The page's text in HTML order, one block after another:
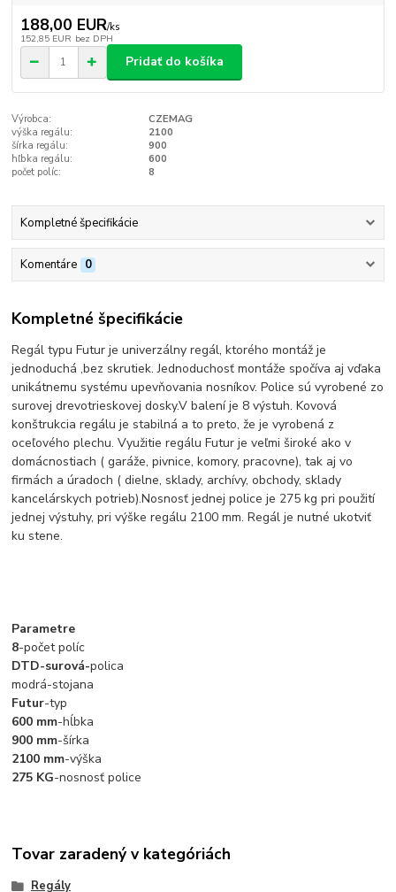
188,00 EUR/ks
152,85 EUR bez DPH
Pridať do košíka
Výrobca:
CZEMAG
výška regálu:
2100
šírka regálu:
900
hľbka regálu:
600
počet políc:
8
Kompletné špecifikácie
Komentáre 0
Kompletné špecifikácie
Regál typu Futur je univerzálny regál, ktorého montáž je
jednoduchá ,bez skrutiek. Jednoduchosť montáže spočíva aj vďaka
unikátnemu systému upevňovania nosníkov. Police sú vyrobené zo
surovej drevotrieskovej dosky.V balení je 8 výstuh. Kovová
konštrukcia regálu je stabilná a to preto, že je vyrobená z
oceľového plechu. Využitie regálu Futur je veľmi široké ako v
domácnostiach ( garáže, pivnice, komory, pracovne), tak aj vo
firmách a úradoch ( dielne, sklady, archívy, obchody, sklady
kancelárskych potrieb).Nosnosť jednej police je 275 kg pri použití
jednej výstuhy, pri výške regálu 2100 mm. Regál je nutné ukotviť
ku stene.
Parametre
8-počet políc
DTD-surová-polica
modrá-stojana
Futur-typ
600 mm-hĺbka
900 mm-šírka
2100 mm-výška
275 KG-nosnosť police
Tovar zaradený v kategóriách
Regály